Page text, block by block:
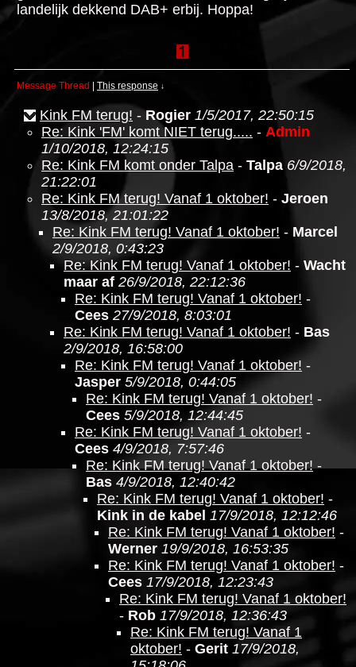
landelijk dekkend DAB+ erbij. Hoppa!
Message Thread This response ↓
Kink FM terug! - Rogier 1/5/2017, 22:50:15
Re: Kink 'FM' komt NIET terug..... - Admin
1/10/2018, 12:24:15
Re: Kink FM komt onder Talpa - Talpa 6/9/2018,
21:22:01
Re: Kink FM terug! Vanaf 1 oktober! - Jeroen
13/8/2018, 21:01:22
Re: Kink FM terug! Vanaf 1 oktober! - Marcel
2/9/2018, 0:43:23
Re: Kink FM terug! Vanaf 1 oktober! - Wacht
maar af 26/9/2018, 22:12:36
Re: Kink FM terug! Vanaf 1 oktober! -
Cees 27/9/2018, 8:03:01
Re: Kink FM terug! Vanaf 1 oktober! - Bas
2/9/2018, 16:58:00
Re: Kink FM terug! Vanaf 1 oktober! -
Jasper 5/9/2018, 0:44:05
Re: Kink FM terug! Vanaf 1 oktober! -
Cees 5/9/2018, 12:44:45
Re: Kink FM terug! Vanaf 1 oktober! -
Cees 4/9/2018, 7:57:46
Re: Kink FM terug! Vanaf 1 oktober!-
Bas 4/9/2018, 12:40:42
Re: Kink FM terug! Vanaf 1 oktober! -
Kink in de kabel 17/9/2018, 12:12:46
Re: Kink FM terug! Vanaf 1 oktober! -
Werner 19/9/2018, 16:53:35
Re: Kink FM terug! Vanaf 1 oktober! -
Cees 17/9/2018, 12:23:43
Re: Kink FM terug! Vanaf 1 oktober!
- Rob 17/9/2018, 12:36:43
Re: Kink FM terug! Vanaf 1
oktober! - Gerit 17/9/2018,